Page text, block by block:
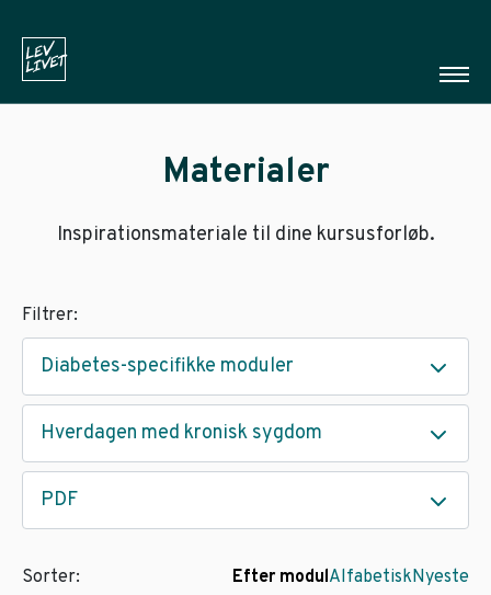
Materialer
Inspirationsmateriale til dine kursusforløb.
Filtrer:
Diabetes-specifikke moduler
Hverdagen med kronisk sygdom
PDF
Sorter: Efter modulAlfabetiskNyeste